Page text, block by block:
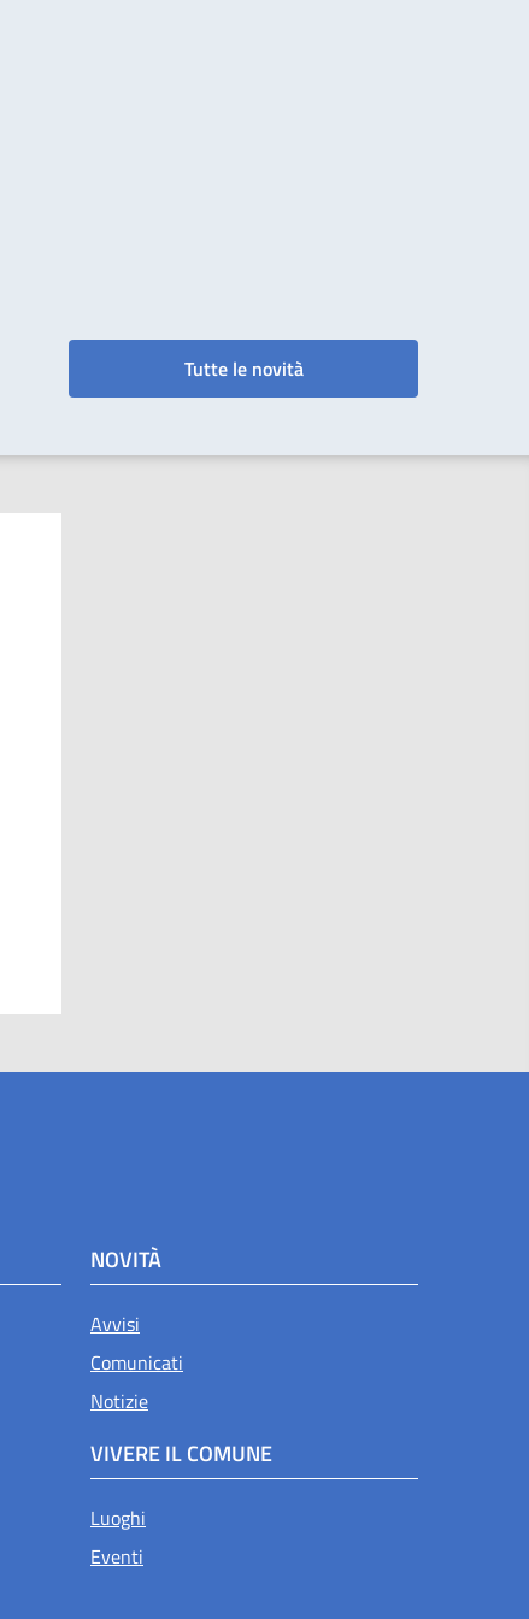
Tutte le novità
NOVITÀ
Avvisi
Comunicati
Notizie
VIVERE IL COMUNE
Luoghi
Eventi